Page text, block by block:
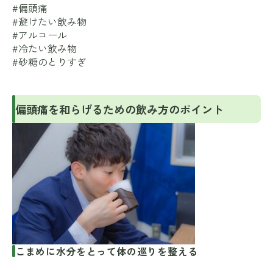
#偏頭痛
#避けたい飲み物
#アルコール
#冷たい飲み物
#砂糖のとりすぎ
偏頭痛を和らげるための飲み方のポイント
こまめに水分をとって体の巡りを整える